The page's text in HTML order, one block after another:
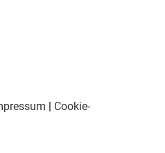
| Cookie-